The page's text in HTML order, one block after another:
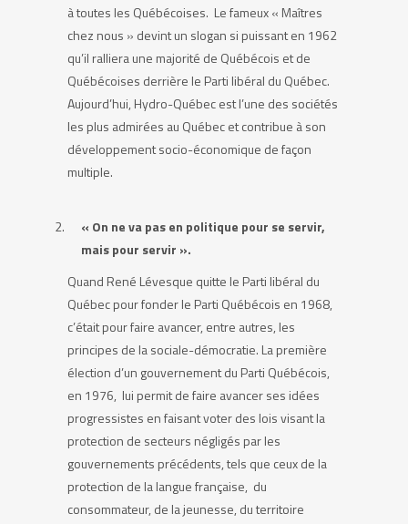
à toutes les Québécoises. Le fameux « Maîtres
chez nous » devint un slogan si puissant en 1962
qu’il ralliera une majorité de Québécois et de
Québécoises derrière le Parti libéral du Québec.
Aujourd’hui, Hydro-Québec est l’une des sociétés
les plus admirées au Québec et contribue à son
développement socio-économique de façon
multiple.
« On ne va pas en politique pour se servir,
mais pour servir ».
Quand René Lévesque quitte le Parti libéral du
Québec pour fonder le Parti Québécois en 1968,
c’était pour faire avancer, entre autres, les
principes de la sociale-démocratie. La première
élection d’un gouvernement du Parti Québécois,
en 1976, lui permit de faire avancer ses idées
progressistes en faisant voter des lois visant la
protection de secteurs négligés par les
gouvernements précédents, tels que ceux de la
protection de la langue française, du
consommateur, de la jeunesse, du territoire